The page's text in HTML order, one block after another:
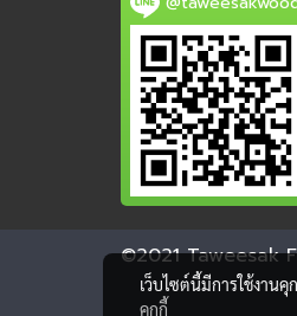
©2021 Taweesak
เว็บไซต์นี้มีการใช้งาน
คุกกี้